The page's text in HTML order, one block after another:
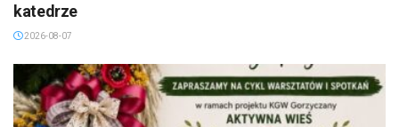
katedrze
2026-08-07